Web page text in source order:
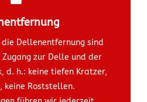
Dellenentfernung sind
zur Delle und der
d. h.: keine tiefen Kratzer,
keine Roststellen.